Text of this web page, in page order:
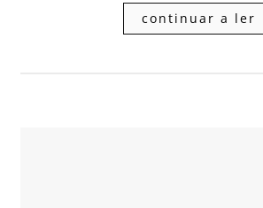
continuar a ler